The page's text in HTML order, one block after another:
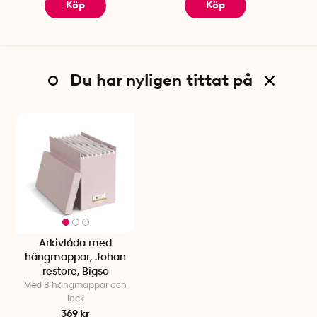
Köp Köp
Du har nyligen tittat på
Arkivlåda med
hängmappar, Johan
restore, Bigso
Med 8 hängmappar och
lock
369 kr